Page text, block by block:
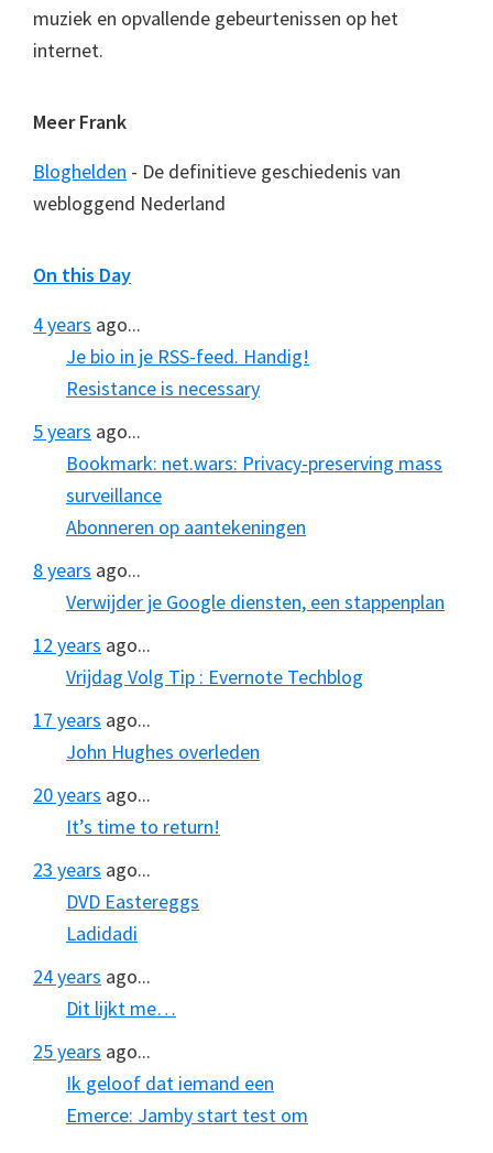
muziek en opvallende gebeurtenissen op het
internet.
Meer Frank
Bloghelden - De definitieve geschiedenis van
webloggend Nederland
On this Day
4 years ago...
Je bio in je RSS-feed. Handig!
Resistance is necessary
5 years ago...
Bookmark: net.wars: Privacy-preserving mass
surveillance
Abonneren op aantekeningen
8 years ago...
Verwijder je Google diensten, een stappenplan
12 years ago...
Vrijdag Volg Tip : Evernote Techblog
17 years ago...
John Hughes overleden
20 years ago...
It’s time to return!
23 years ago...
DVD Eastereggs
Ladidadi
24 years ago...
Dit lijkt me…
25 years ago...
Ik geloof dat iemand een
Emerce: Jamby start test om